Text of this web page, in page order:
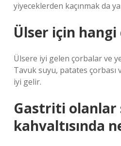
yiyeceklerden kaçınmak da
Ülser için hangi
Ülsere iyi gelen çorbalar ve
Tavuk suyu, patates çorbası
iyi gelir.
Gastriti olanlar
kahvaltısında